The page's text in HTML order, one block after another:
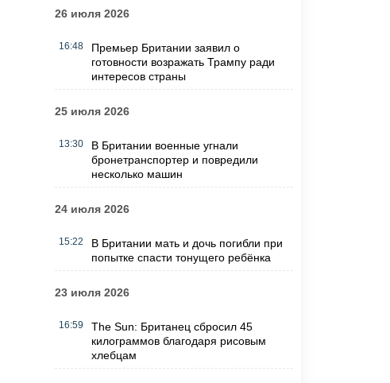
26 июля 2026
16:48
Премьер Британии заявил о
готовности возражать Трампу ради
интересов страны
25 июля 2026
13:30
В Британии военные угнали
бронетранспортер и повредили
несколько машин
24 июля 2026
15:22
В Британии мать и дочь погибли при
попытке спасти тонущего ребёнка
23 июля 2026
16:59
The Sun: Британец сбросил 45
килограммов благодаря рисовым
хлебцам